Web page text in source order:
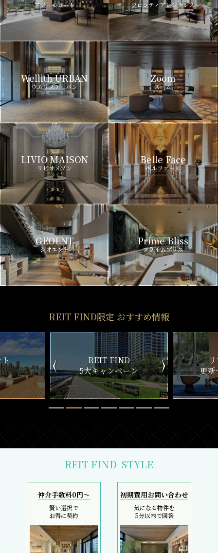
アジールコート フロンティアレジデンス
Wellith URBAN
ウエリスアーバン
Zoom
ズーム
LIVIO MAISON
リビオメゾン
Belle Face
ベルファース
GEOENT
ジオエント
Prime Bliss
プライムブリス
REIT FIND限定 おすすめ情報
ン
リアルタイム
更新一覧チェック
新
REIT FIND STYLE
仲介手数料0円～
賢い選択で
お得に契約
初期費用お問い合わせ
気になる物件を
5分以内で回答